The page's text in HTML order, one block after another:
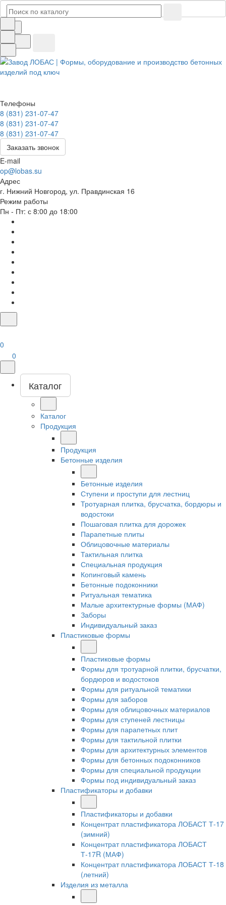
Телефоны
8 (831) 231-07-47
8 (831) 231-07-47
8 (831) 231-07-47
Заказать звонок
E-mail
op@lobas.su
Адрес
г. Нижний Новгород, ул. Правдинская 16
Режим работы
Пн - Пт: с 8:00 до 18:00
0
0
Каталог
Каталог
Продукция
Продукция
Бетонные изделия
Бетонные изделия
Ступени и проступи для лестниц
Тротуарная плитка, брусчатка, бордюры и
водостоки
Пошаговая плитка для дорожек
Парапетные плиты
Облицовочные материалы
Тактильная плитка
Специальная продукция
Копинговый камень
Бетонные подоконники
Ритуальная тематика
Малые архитектурные формы (МАФ)
Заборы
Индивидуальный заказ
Пластиковые формы
Пластиковые формы
Формы для тротуарной плитки, брусчатки,
бордюров и водостоков
Формы для ритуальной тематики
Формы для заборов
Формы для облицовочных материалов
Формы для ступеней лестницы
Формы для парапетных плит
Формы для тактильной плитки
Формы для архитектурных элементов
Формы для бетонных подоконников
Формы для специальной продукции
Формы под индивидуальный заказ
Пластификаторы и добавки
Пластификаторы и добавки
Концентрат пластификатора ЛОБАСТ Т-17
(зимний)
Концентрат пластификатора ЛОБАСТ
Т-17R (МАФ)
Концентрат пластификатора ЛОБАСТ Т-18
(летний)
Изделия из металла